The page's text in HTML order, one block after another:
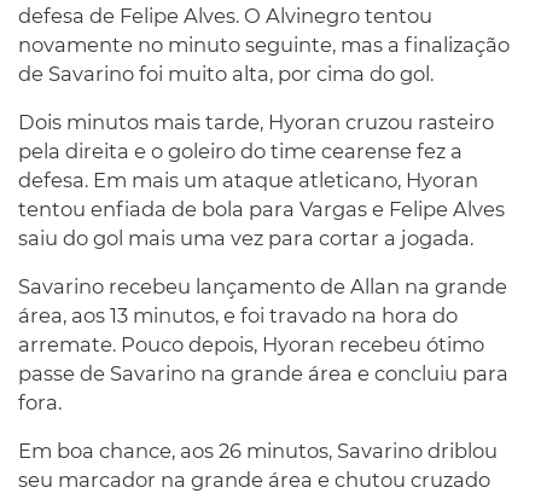
defesa de Felipe Alves. O Alvinegro tentou
novamente no minuto seguinte, mas a finalização
de Savarino foi muito alta, por cima do gol.
Dois minutos mais tarde, Hyoran cruzou rasteiro
pela direita e o goleiro do time cearense fez a
defesa. Em mais um ataque atleticano, Hyoran
tentou enfiada de bola para Vargas e Felipe Alves
saiu do gol mais uma vez para cortar a jogada.
Savarino recebeu lançamento de Allan na grande
área, aos 13 minutos, e foi travado na hora do
arremate. Pouco depois, Hyoran recebeu ótimo
passe de Savarino na grande área e concluiu para
fora.
Em boa chance, aos 26 minutos, Savarino driblou
seu marcador na grande área e chutou cruzado